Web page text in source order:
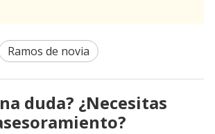
Ramos de novia
duda? ¿Necesitas